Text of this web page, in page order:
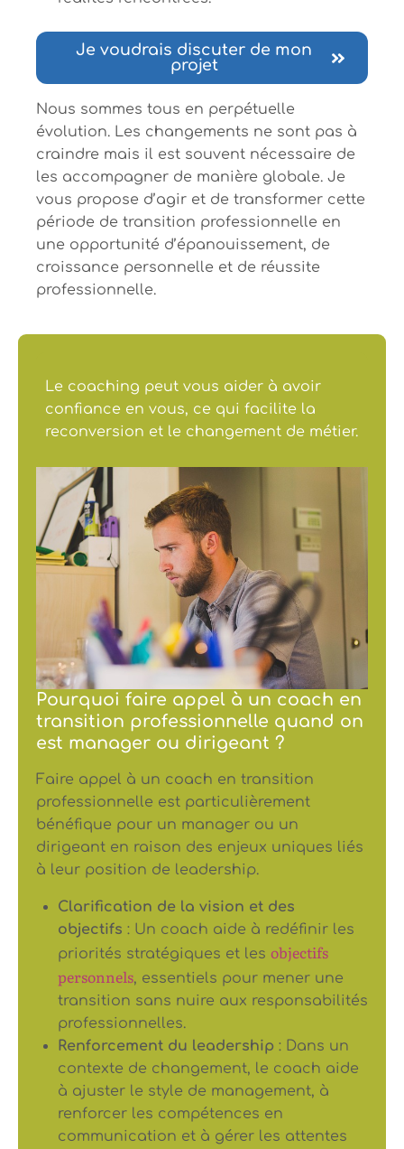
Je voudrais discuter de mon
projet
Nous sommes tous en perpétuelle
évolution. Les changements ne sont pas à
craindre mais il est souvent nécessaire de
les accompagner de manière globale. Je
vous propose d’agir et de transformer cette
période de transition professionnelle en
une opportunité d’épanouissement, de
croissance personnelle et de réussite
professionnelle.
Le coaching peut vous aider à avoir
confiance en vous, ce qui facilite la
reconversion et le changement de métier.
Pourquoi faire appel à un coach en
transition professionnelle quand on
est manager ou dirigeant ?
Faire appel à un coach en transition
professionnelle est particulièrement
bénéfique pour un manager ou un
dirigeant en raison des enjeux uniques liés
à leur position de leadership.
Clarification de la vision et des
objectifs : Un coach aide à redéfinir les
priorités stratégiques et les objectifs
personnels, essentiels pour mener une
transition sans nuire aux responsabilités
professionnelles.
Renforcement du leadership : Dans un
contexte de changement, le coach aide
à ajuster le style de management, à
renforcer les compétences en
communication et à gérer les attentes